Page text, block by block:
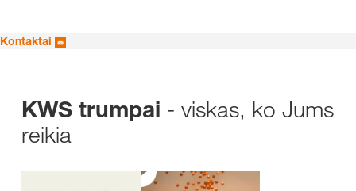
Kontaktai
KWS trumpai - viskas, ko Jums
reikia